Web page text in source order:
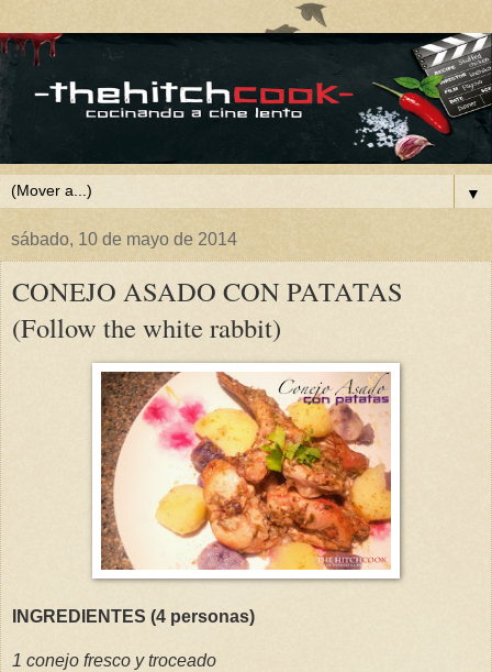
▼
sábado, 10 de mayo de 2014
CONEJO ASADO CON PATATAS
(Follow the white rabbit)
INGREDIENTES (4 personas)
1 conejo fresco y troceado